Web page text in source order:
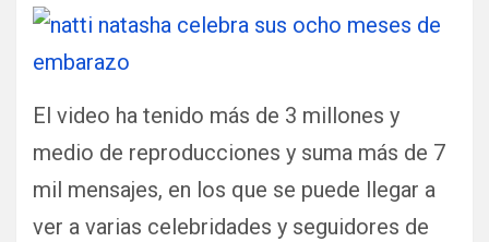
El video ha tenido más de 3 millones y
medio de reproducciones y suma más de 7
mil mensajes, en los que se puede llegar a
ver a varias celebridades y seguidores de